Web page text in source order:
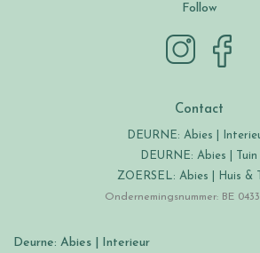
Follow
Contact
DEURNE: Abies |
DEURNE: Abies | Tuin
ZOERSEL: Abies | Huis &
Ondernemingsnummer: BE
Deurne: Abies | Interieur